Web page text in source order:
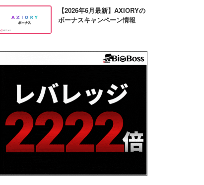
【2026年6月最新】AXIORYの
ボーナスキャンペーン情報